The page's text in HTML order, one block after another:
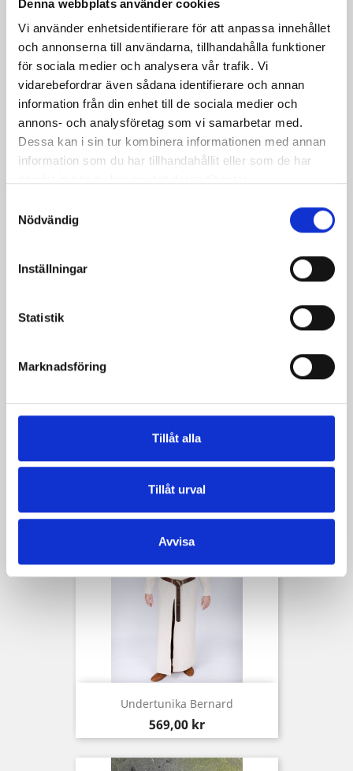
Denna webbplats använder cookies
Vi använder enhetsidentifierare för att anpassa innehållet
och annonserna till användarna, tillhandahålla funktioner
för sociala medier och analysera vår trafik. Vi
vidarebefordrar även sådana identifierare och annan
information från din enhet till de sociala medier och
annons- och analysföretag som vi samarbetar med.
Dessa kan i sin tur kombinera informationen med annan
information som du har tillhandahållit eller som de har
Nödvändig
Inställningar
Statistik
Marknadsföring
Tillåt alla
Tillåt urval
Avvisa
IDV Båge 26lbs 120cm
Pris
1 079,00 kr
Tunika Med Huva Renaud
Undertunika Bernard
Pris
569,00 kr